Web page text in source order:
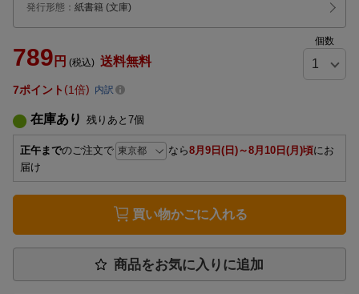
発行形態 ： 紙書籍 (文庫)
789 円 (税込) 送料無料
個数
7ポイント 1倍 内訳
在庫あり 残りあと 7個
正午までのご注文で なら8月9日(日)～8月10日(月)頃にお
届け
買い物かごに入れる
商品をお気に入りに追加